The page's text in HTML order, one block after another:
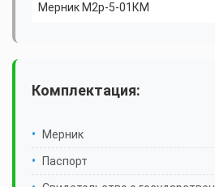
Мерник М2р-5-01КМ
Комплектация:
Мерник
Паспорт